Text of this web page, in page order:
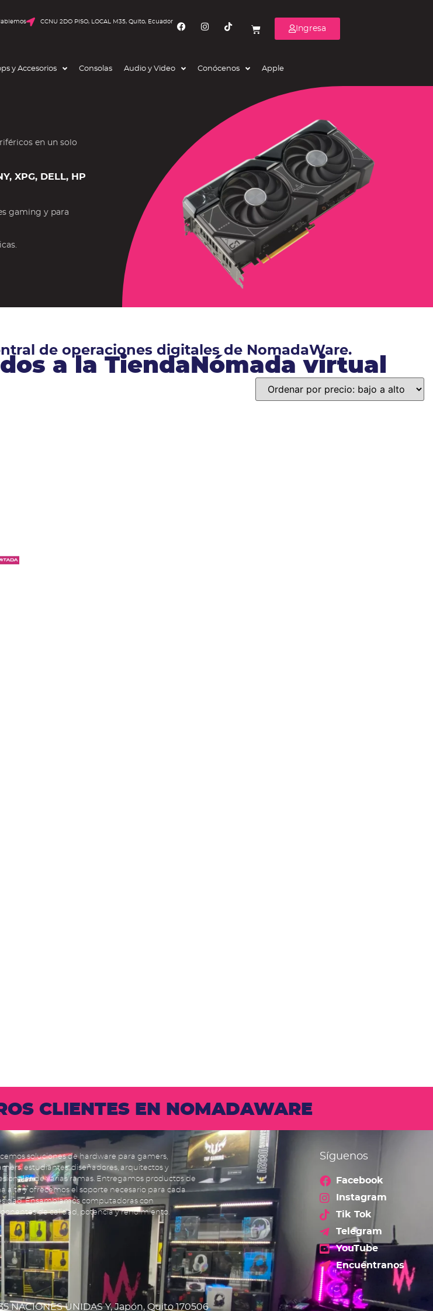
CCNU 2DO PISO, LOCAL M35, Quito, Ecuador
Ingresa
y Accesorios Consolas Audio y Video Conócenos Apple
en un solo
XPG, DELL, HP
gaming y para
de operaciones digitales de NomadaWare.
a la TiendaNómada virtual
CLIENTES EN NOMADAWARE
soluciones de hardware para gamers,
estudiantes, diseñadores, arquitectos y
de varias ramas. Entregamos productos de
alta y ofrecemos el soporte necesario para cada
Ensamblamos computadoras con
de calidad, potencia y rendimiento.
Síguenos
Facebook
Instagram
Tik Tok
Telegram
YouTube
Encuéntranos
NACIONES UNIDAS Y, Japón, Quito 170506